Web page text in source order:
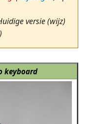
versie (wijz)
keyboard